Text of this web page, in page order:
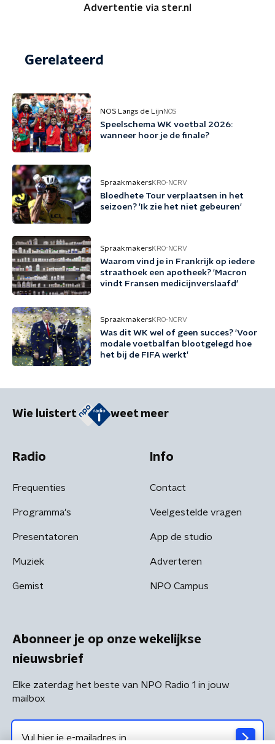
Advertentie via ster.nl
Gerelateerd
NOS Langs de Lijn NOS
Speelschema WK voetbal 2026:
wanneer hoor je de finale?
SpraakmakersKRO-NCRV
Bloedhete Tour verplaatsen in het
seizoen? 'Ik zie het niet gebeuren'
SpraakmakersKRO-NCRV
Waarom vind je in Frankrijk op iedere
straathoek een apotheek? 'Macron
vindt Fransen medicijnverslaafd'
SpraakmakersKRO-NCRV
Was dit WK wel of geen succes? 'Voor
modale voetbalfan blootgelegd hoe
het bij de FIFA werkt'
Wie luistert weet meer
Radio
Frequenties
Programma's
Presentatoren
Muziek
Gemist
Info
Contact
Veelgestelde vragen
App de studio
Adverteren
NPO Campus
Abonneer je op onze wekelijkse
nieuwsbrief
Elke zaterdag het beste van NPO Radio 1 in jouw
mailbox